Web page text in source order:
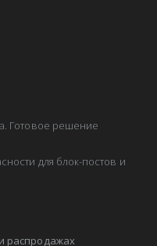
Готовое решение
для блок-постов и
распродажах